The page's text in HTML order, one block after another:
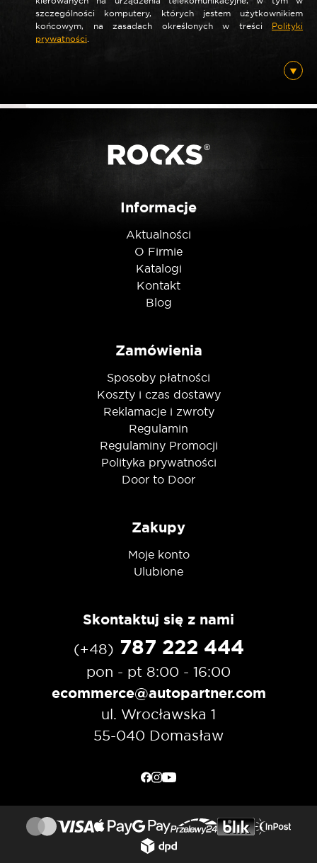
Nazwa*
E-mail*
Nie jestem robotem
szczególności komputery, których jestem użytkownikiem
końcowym, na zasadach określonych w treści Polityki
prywatności.
Informacje
Aktualności
O Firmie
Katalogi
Kontakt
Blog
Zamówienia
Sposoby płatności
Koszty i czas dostawy
Reklamacje i zwroty
Regulamin
Regulaminy Promocji
Polityka prywatności
Door to Door
Zakupy
Moje konto
Ulubione
Skontaktuj się z nami
(+48) 787 222 444
pon - pt 8:00 - 16:00
ecommerce@autopartner.com
ul. Wrocławska 1
55-040 Domasław